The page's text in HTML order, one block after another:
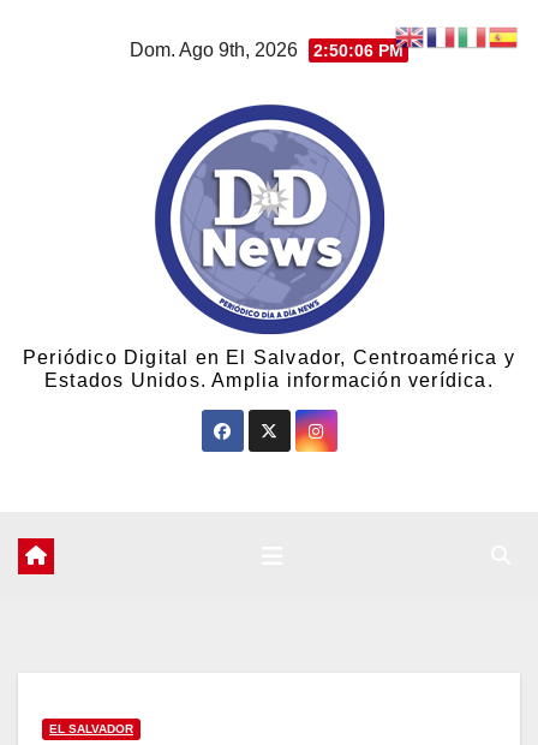
Dom. Ago 9th, 2026 2:50:07 PM
Periódico Digital en El Salvador, Centroamérica y
Estados Unidos. Amplia información verídica.
EL SALVADOR